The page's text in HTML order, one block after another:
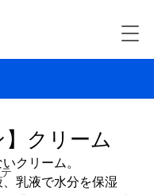
】クリーム
クリーム。
乳液で水分を保湿